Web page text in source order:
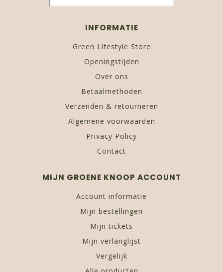
INFORMATIE
Green Lifestyle Store
Openingstijden
Over ons
Betaalmethoden
Verzenden & retourneren
Algemene voorwaarden
Privacy Policy
Contact
MIJN GROENE KNOOP ACCOUNT
Account informatie
Mijn bestellingen
Mijn tickets
Mijn verlanglijst
Vergelijk